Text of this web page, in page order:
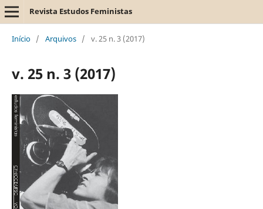
Revista Estudos Feministas
Início / Arquivos / v. 25 n. 3 (2017)
v. 25 n. 3 (2017)